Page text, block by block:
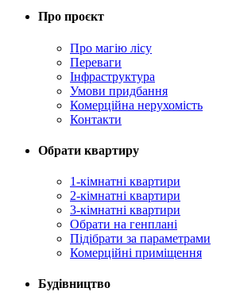
Про проєкт
Про магію ліcу
Переваги
Інфраструктура
Умови придбання
Комерційна нерухомість
Контакти
Обрати квартиру
1-кімнатні квартири
2-кімнатні квартири
3-кімнатні квартири
Обрати на генплані
Підібрати за параметрами
Комерційні приміщення
Будівництво